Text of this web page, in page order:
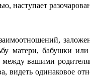
наступает
матери, бабушки
вашими
видеть одинаковое